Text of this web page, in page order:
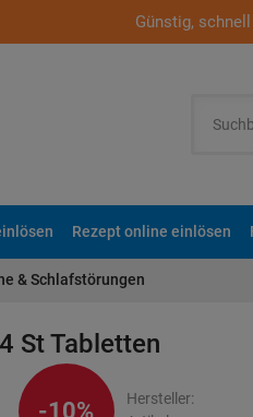
Günstig,
Rezept online einlösen
& Schlafstörungen
StTabletten
-10% Hersteller: